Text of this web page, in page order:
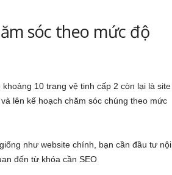
sóc theo mức độ
10 trang vệ tinh cấp 2 còn lại là site
lên kế hoạch chăm sóc chúng theo mức
như website chính, bạn cần đầu tư nội
đến từ khóa cần SEO